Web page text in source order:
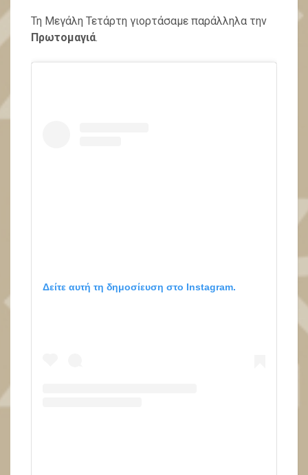
Τη Μεγάλη Τετάρτη γιορτάσαμε παράλληλα την
Πρωτομαγιά.
Δείτε αυτή τη δημοσίευση στο Instagram.